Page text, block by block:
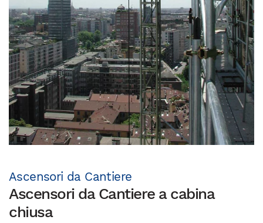
Ascensori da Cantiere
Ascensori da Cantiere a cabina
chiusa